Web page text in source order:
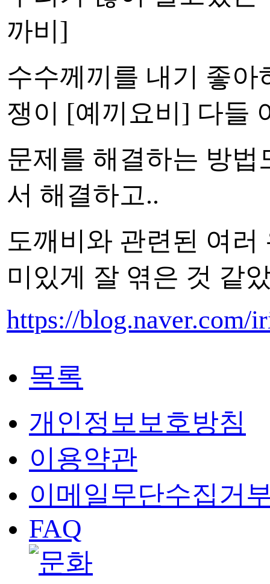
까비]
수수께끼를 내기 좋
쟁이 [예끼요비] 다들
문제를 해결하는 방
서 해결하고..
도깨비와 관련된 여
미있게 잘 엮은 것 같
https://blog.naver.com/
목록
개인정보보호방침
이용약관
이메일무단수집거
FAQ